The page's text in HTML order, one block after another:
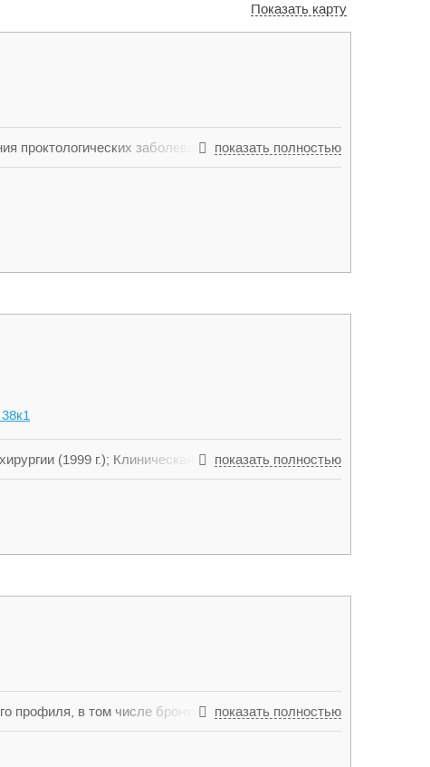
Показать карту
проктологических заболеваний (геморрой,
показать полностью
(1999 г.); Клиническая ординатура Комитета
(2002 г.); Профессиональная переподготовка по
МЗ РФ на кафедре эндоскопии (2004 г.)
тракта в амбулаторных условиях; Оказание
фотография, беговые лыжи, музыка
показать полностью
профиля, в том числе бронхита, ветрянки, гриппа,
показать полностью